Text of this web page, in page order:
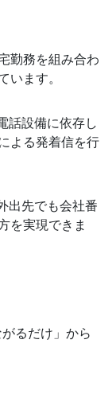
勤務を組み合わ
います。
話設備に依存し
よる発着信を行
出先でも会社番
を実現できま
るだけ」から